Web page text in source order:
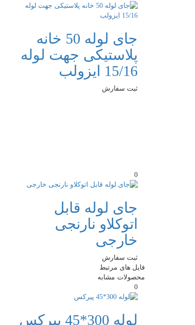
جای لوله 50 خانه
پلاستیکی جهت لوله
15/16 ایزولب
ثبت سفارش
0
جای لوله قابل
اتوکلاو نارنجی
خارجی
ثبت سفارش
فایل های مرتبط
محصولات مشابه
0
لوله 300*45 پیرکس